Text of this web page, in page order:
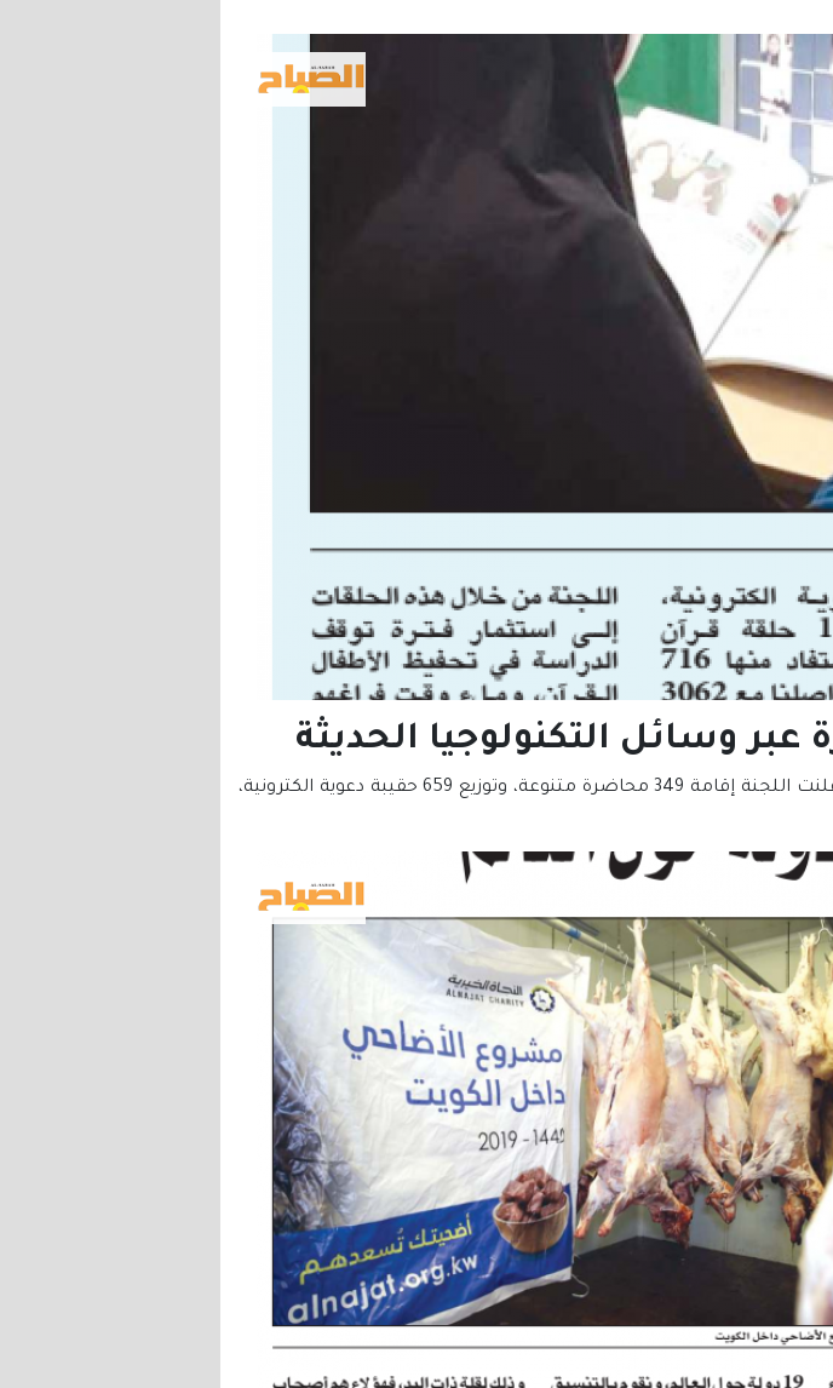
وسائل التكنولوجيا الحديثة
ضمن جهود لجنة التعريف بالإسلام في رعاية وتعليم المهتدين الجدد أعلنت اللجنة إقامة 349 محاضرة متنوعة، وتوزيع 659 حقيبة دعوية الكترونية،